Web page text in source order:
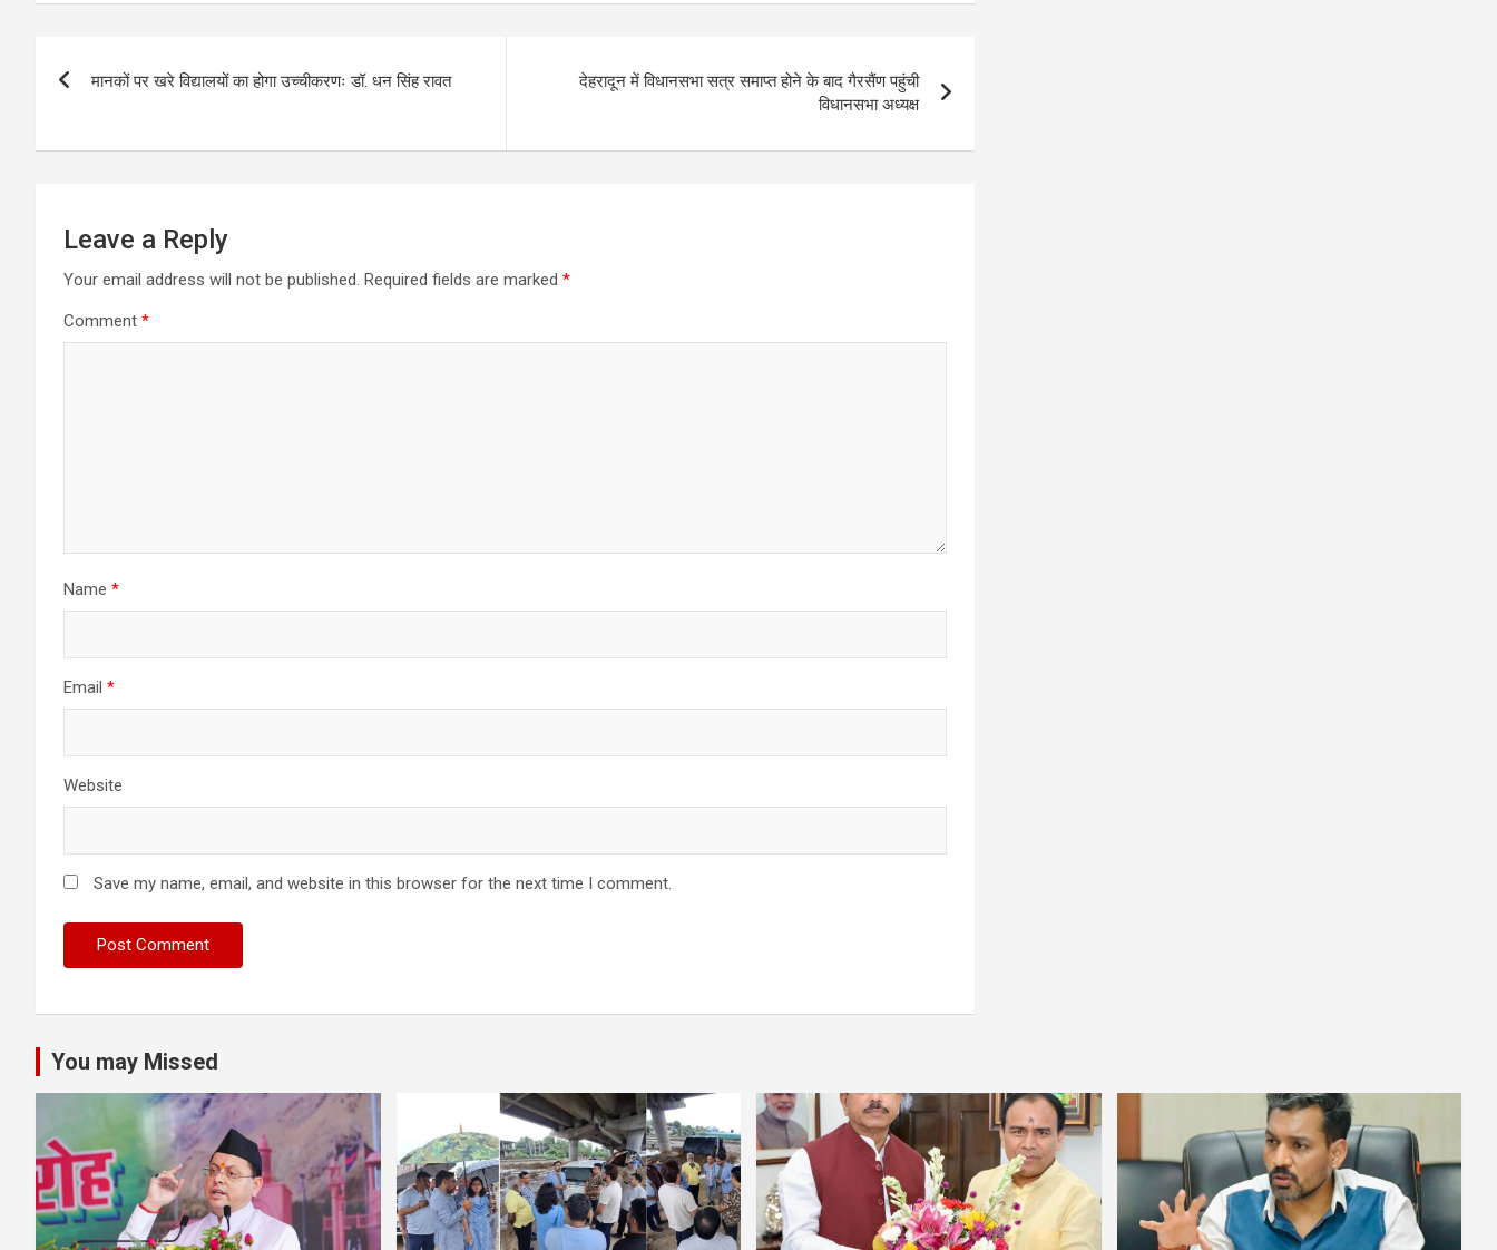
A
p
o
k
a
मानकों पर खरे विद्यालयों का होगा उच्चीकरणः डॉ. धन सिंह रावत
देहरादून में विधानसभा सत्र समाप्त होने के बाद गैरसैंण पहुंची
विधानसभा अध्यक्ष
Leave a Reply
Your email address will not be published. Required fields are marked *
Comment *
Name *
Email *
Website
Save my name, email, and website in this browser for the next time I comment.
You may Missed